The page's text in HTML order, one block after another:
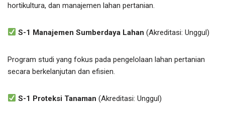
hortikultura, dan manajemen lahan pertanian.
S-1 Manajemen Sumberdaya Lahan (Akreditasi: Unggul)
Program studi yang fokus pada pengelolaan lahan pertanian
secara berkelanjutan dan efisien.
S-1 Proteksi Tanaman (Akreditasi: Unggul)